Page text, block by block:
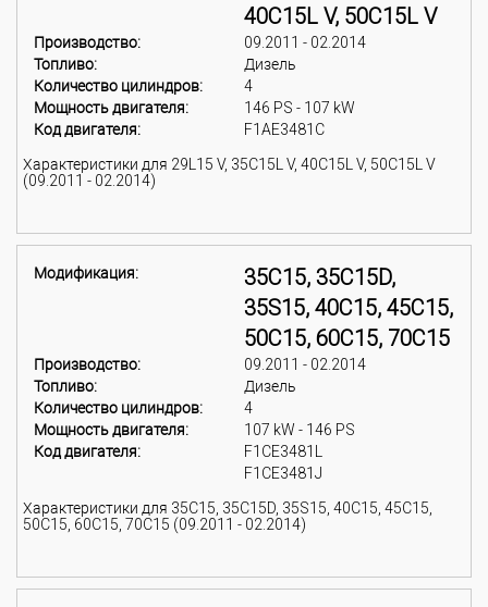
40C15L V, 50C15L V
Производство:
09.2011 - 02.2014
Топливо:
Дизель
Количество цилиндров:
4
Мощность двигателя:
146 PS - 107 kW
Код двигателя:
F1AE3481C
Характеристики для 29L15 V, 35C15L V, 40C15L V, 50C15L V
(09.2011 - 02.2014)
Модификация:
35C15, 35C15D,
35S15, 40C15, 45C15,
50C15, 60C15, 70C15
Производство:
09.2011 - 02.2014
Топливо:
Дизель
Количество цилиндров:
4
Мощность двигателя:
107 kW - 146 PS
Код двигателя:
F1CE3481L
F1CE3481J
Характеристики для 35C15, 35C15D, 35S15, 40C15, 45C15,
50C15, 60C15, 70C15 (09.2011 - 02.2014)